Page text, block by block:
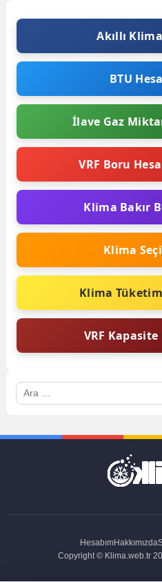
Akıllı
BTU
İlave Gaz
VRF Boru
Klima Bakır
Klima
Klima
VRF
Arama:
HesabımHakkımızda
Copyright © Klima.web.tr